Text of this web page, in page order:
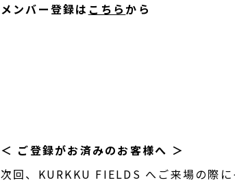
メンバー登録は こちら から
＜ ご登録がお済みのお客様へ ＞
次回、KURKKU FIELDS へご来場の際